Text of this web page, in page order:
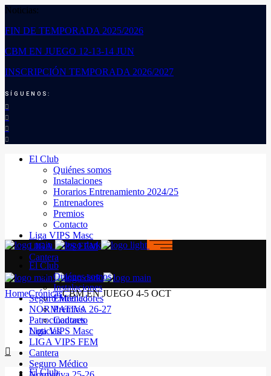
Noticias:
FIN DE TEMPORADA 2025/2026
CBM EN JUEGO 12-13-14 JUN
INSCRIPCIÓN TEMPORADA 2026/2027
SÍGUENOS:
El Club
Quiénes somos
Instalaciones
Horarios Entrenamiento 2024/25
Entrenadores
Premios
Contacto
Liga VIPS Masc
LIGA VIPS FEM
Cantera
Seguro Médico
NORMATIVA 26-27
Patrocinadores
Noticias
El Club
El Club
Quiénes somos
Instalaciones
Entrenadores
Premios
Contacto
Liga VIPS Masc
LIGA VIPS FEM
Cantera
Seguro Médico
HomeCrónicasCBM EN JUEGO 4-5 OCT